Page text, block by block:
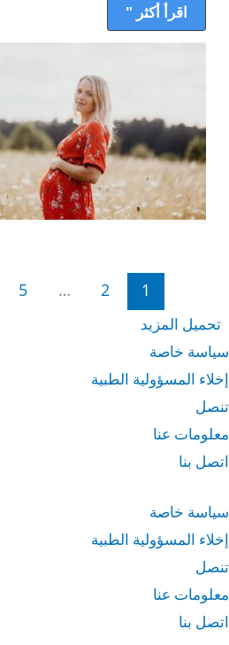
اقرأ أكثر "
1
2
…
5
تحميل المزيد
سياسة خاصة
إخلاء المسؤولية الطبية
تنصل
معلومات عنا
اتصل بنا
سياسة خاصة
إخلاء المسؤولية الطبية
تنصل
معلومات عنا
اتصل بنا